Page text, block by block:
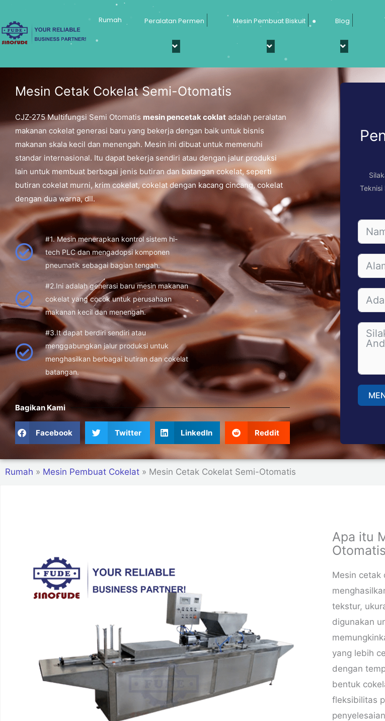
ke
konten
Rumah Peralatan Permen Mesin Pembuat Biskuit Blog
Mesin Cetak Cokelat Semi-Otomatis
CJZ-275 Multifungsi Semi Otomatis mesin pencetak coklat adalah peralatan
makanan cokelat generasi baru yang bekerja dengan baik untuk bisnis
makanan skala kecil dan menengah. Mesin ini dibuat untuk memenuhi
standar internasional. Itu dapat bekerja sendiri atau dengan jalur produksi
lain untuk membuat berbagai jenis butiran dan batangan cokelat, seperti
butiran cokelat murni, krim cokelat, cokelat dengan kacang cincang, cokelat
dengan dua warna, dll.
#1. Mesin menerapkan kontrol sistem hi-
tech PLC dan mengadopsi komponen
pneumatik sebagai bagian tengah.
#2.Ini adalah generasi baru mesin makanan
cokelat yang cocok untuk perusahaan
makanan kecil dan menengah.
#3.It dapat berdiri sendiri atau
menggabungkan jalur produksi untuk
menghasilkan berbagai butiran dan cokelat
batangan.
Bagikan Kami
Facebook Twitter LinkedIn Reddit
Teknisi
l
t
a
t
i
v
e
Rumah » Mesin Pembuat Cokelat » Mesin Cetak Cokelat Semi-Otomatis
Apa itu
Otomatis
Mesin cetak
tekstur,
digunakan
yang lebih
dengan
bentuk
fleksibilitas